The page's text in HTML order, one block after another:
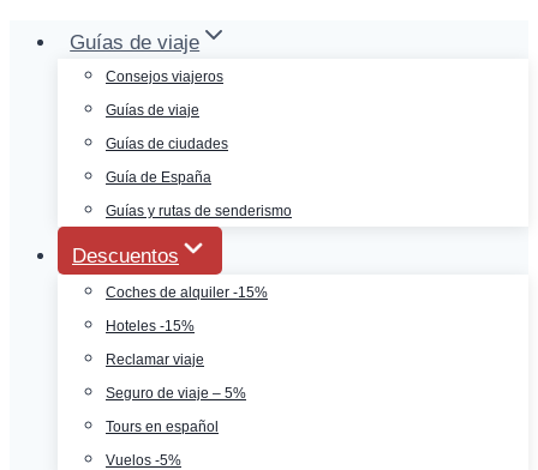
Saltar
contenido
Guías de viaje
Consejos viajeros
Guías de viaje
Guías de ciudades
Guía de España
Guías y rutas de senderismo
Descuentos
Coches de alquiler -15%
Hoteles -15%
Reclamar viaje
Seguro de viaje – 5%
Tours en español
Vuelos -5%